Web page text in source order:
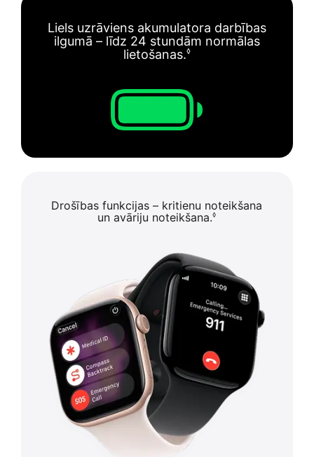
Liels uzrāviens akumulatora darbības
ilgumā – līdz 24 stundām normālas
lietošanas.◊
Drošības funkcijas – kritienu noteikšana
un avāriju noteikšana.◊